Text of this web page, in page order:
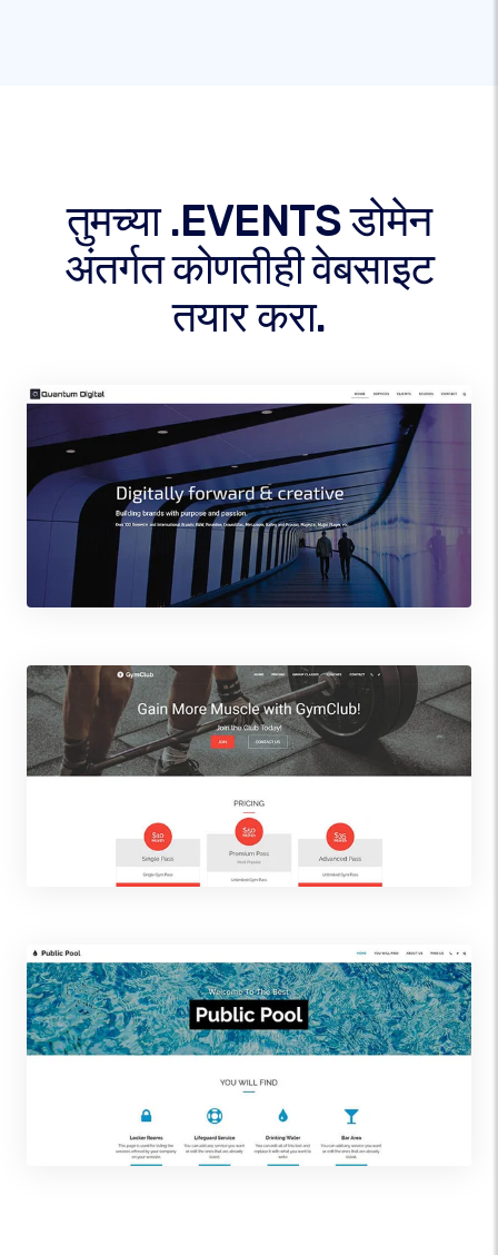
तुमच्या .EVENTS डोमेन
अंतर्गत कोणतीही वेबसाइट
तयार करा.